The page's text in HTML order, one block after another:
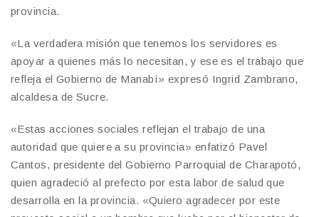
provincia.
«La verdadera misión que tenemos los servidores es
apoyar a quienes más lo necesitan, y ese es el trabajo que
refleja el Gobierno de Manabí» expresó Ingrid Zambrano,
alcaldesa de Sucre.
«Estas acciones sociales reflejan el trabajo de una
autoridad que quiere a su provincia» enfatizó Pavel
Cantos, presidente del Gobierno Parroquial de Charapotó,
quien agradeció al prefecto por esta labor de salud que
desarrolla en la provincia. «Quiero agradecer por este